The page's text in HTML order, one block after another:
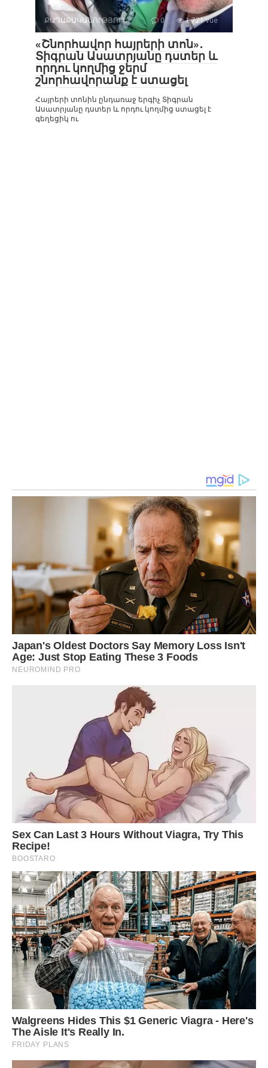
ՔԱՂԱՔԱԿԱՆՈՒԹՅՈՒՆ 0 1 721 vue
«Շնորհավոր հայրերի տոն»․
Տիգրան Ասատրյանը դստեր և
որդու կողմից ջերմ
շնորհավորանք է ստացել
Հայրերի տոնին ընդառաջ երգիչ Տիգրան
Ասատրյանը դստեր և որդու կողմից ստացել է
գեղեցիկ ու